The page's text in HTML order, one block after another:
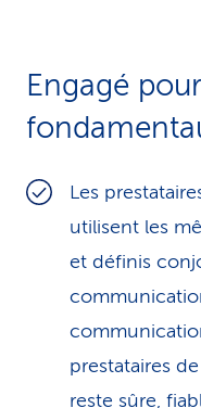
Engagé
Les
utilisent les
et définis
prestataires
reste sûre,